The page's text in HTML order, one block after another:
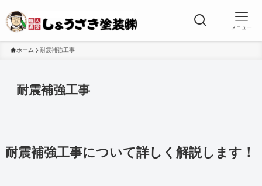
メニュー
ホーム 耐震補強工事
耐震補強工事
耐震補強工事について詳しく解説します！